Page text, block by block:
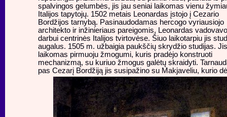
spalvingos gelumbės, jis jau seniai laikomas vienu
Italijos tapytojų. 1502 metais Leonardas įstojo į Cezario
Bordžijos tarnybą. Pasinaudodamas hercogo vyriausiojo
architekto ir inžinieriaus pareigomis, Leonardas vadovavo
darbui centrinės Italijos tvirtovėse. Šiuo laikotarpiu jis
augalus. 1505 m. užbaigia paukščių skrydžio studijas. Jis
laikomas pirmuoju žmogumi, kuris pradėjo konstruoti
mechanizmą, su kuriuo žmogus galėtų skraidyti.
pas Cezarį Bordžiją jis susipažino su Makjaveliu, kurio